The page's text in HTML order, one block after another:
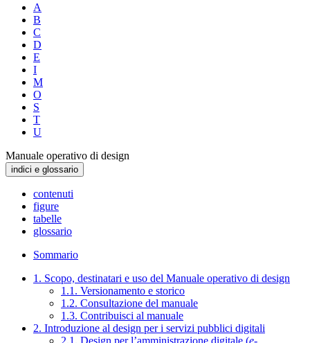
A
B
C
D
E
I
M
O
S
T
U
Manuale operativo di design
indici e glossario
contenuti
figure
tabelle
glossario
Sommario
1. Scopo, destinatari e uso del Manuale operativo di design
1.1. Versionamento e storico
1.2. Consultazione del manuale
1.3. Contribuisci al manuale
2. Introduzione al design per i servizi pubblici digitali
2.1. Design per l’amministrazione digitale (e-